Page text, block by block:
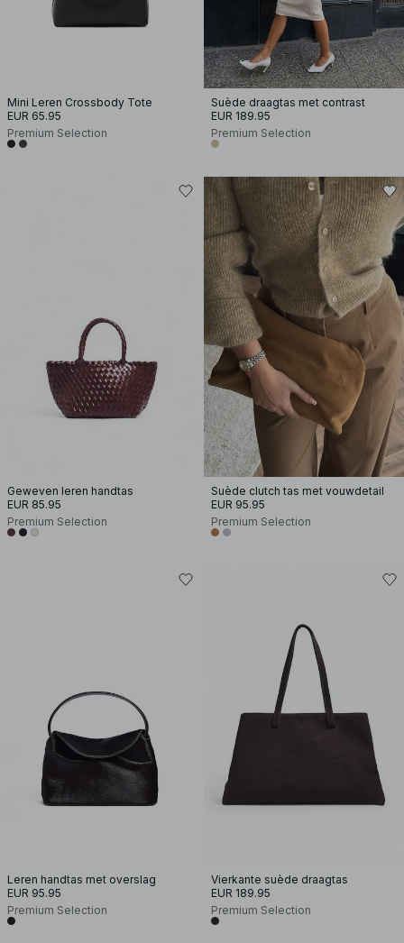
Mini Leren Crossbody Tote
EUR 65.95
Premium Selection
Suède draagtas met contrast
EUR 189.95
Premium Selection
Geweven leren handtas
EUR 85.95
Premium Selection
Suède clutch tas met vouwdetail
EUR 95.95
Premium Selection
Leren handtas met overslag
EUR 95.95
Premium Selection
Vierkante suède draagtas
EUR 189.95
Premium Selection